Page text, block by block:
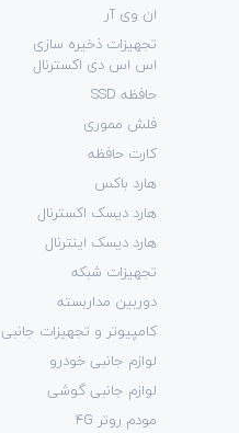
ان وی آر
تجهیزات ذخیره سازی
اس اس دی اکسترنال
حافظه SSD
فلش مموری
کارت حافظه
هارد باکس
هارد دیسک اکسترنال
هارد دیسک اینترنال
تجهیزات شبکه
دوربین مداربسته
کامپیوتر و تجهیزات جانبی
لوازم جانبی خودرو
لوازم جانبی گوشی
مودم روتر 4G